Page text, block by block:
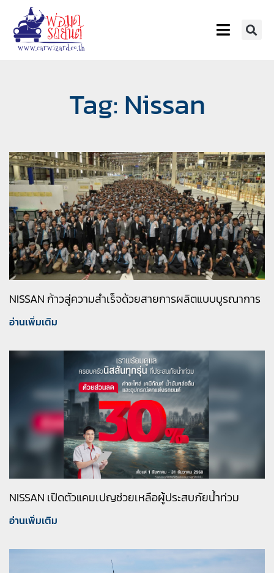
Tag: Nissan
NISSAN ก้าวสู่ความสำเร็จด้วยสายการผลิตแบบบูรณาการ
อ่านเพิ่มเติม
NISSAN เปิดตัวแคมเปญช่วยเหลือผู้ประสบภัยน้ำท่วม
อ่านเพิ่มเติม